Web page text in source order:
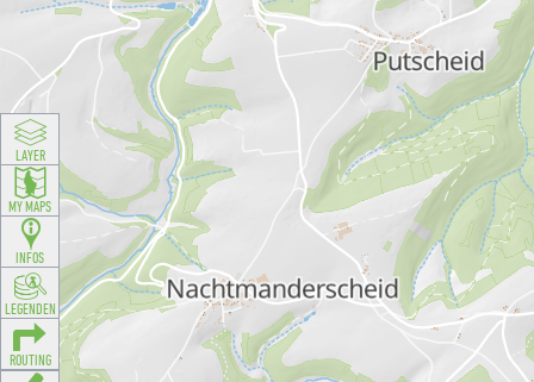
LAYER
MY MAPS
INFOS
LEGENDEN
ROUTING